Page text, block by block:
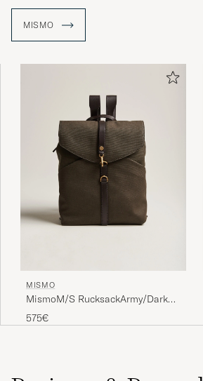
MISMO
MISMO
MismoM/S RucksackArmy/Dark
Brown
575€